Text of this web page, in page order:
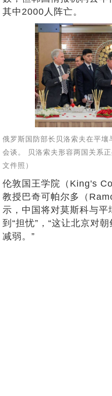
其中2000人阵亡。
俄罗斯国防部长贝洛索夫在平
会谈。 贝洛索夫形容两国关系
文件照）
伦敦国王学院（King's
教授巴奇可帕尔多（
示，中国将对莫斯科与平
到“担忧”，“这让北京对
减弱。”